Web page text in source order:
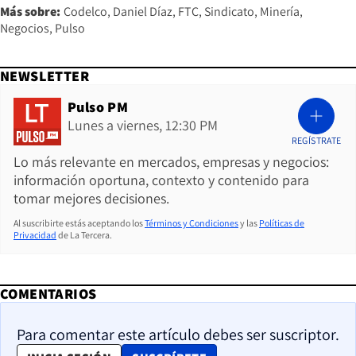
Más sobre: Codelco Daniel Díaz FTC Sindicato Minería
Negocios Pulso
NEWSLETTER
Pulso PM
Lunes a viernes, 12:30 PM
Lo más relevante en mercados, empresas y negocios:
información oportuna, contexto y contenido para
tomar mejores decisiones.
REGÍSTRATE
Al suscribirte estás aceptando losTérminos y Condicionesy las Políticas de
Privacidad de La Tercera.
COMENTARIOS
Para comentar este artículo debes ser suscriptor.